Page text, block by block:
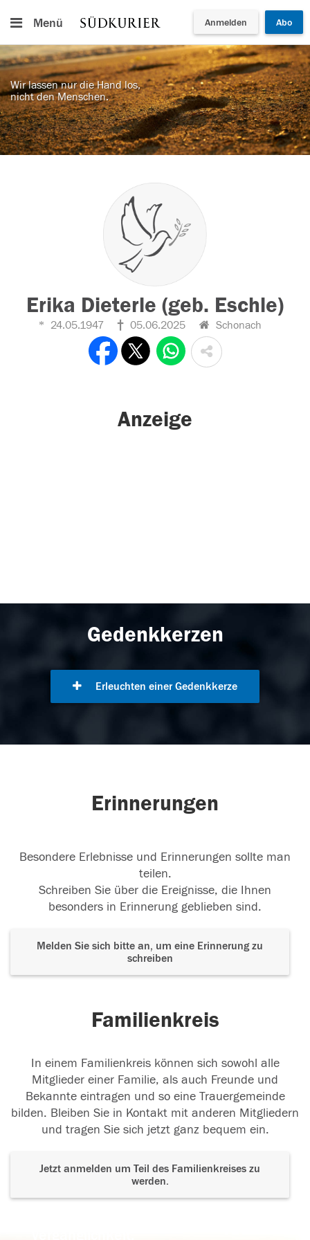
Menü Anmelden Abo
Wir lassen nur die Hand los,
nicht den Menschen.
Erika Dieterle (geb. Eschle)
24.05.1947 05.06.2025 Schonach
Anzeige
Gedenkkerzen
Erleuchten einer Gedenkkerze
Erinnerungen
Besondere Erlebnisse und Erinnerungen sollte man
teilen.
Schreiben Sie über die Ereignisse, die Ihnen
besonders in Erinnerung geblieben sind.
Melden Sie sich bitte an, um eine Erinnerung zu
schreiben
Familienkreis
In einem Familienkreis können sich sowohl alle
Mitglieder einer Familie, als auch Freunde und
Bekannte eintragen und so eine Trauergemeinde
bilden. Bleiben Sie in Kontakt mit anderen Mitgliedern
und tragen Sie sich jetzt ganz bequem ein.
Jetzt anmelden um Teil des Familienkreises zu
werden.